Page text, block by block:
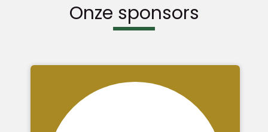
Onze sponsors